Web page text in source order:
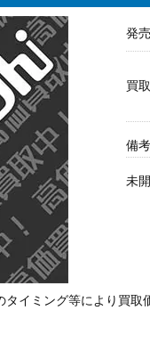
発
買
備考
未
イミング等により買取